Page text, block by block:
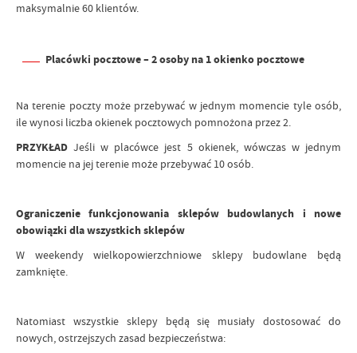
maksymalnie 60 klientów.
Placówki pocztowe – 2 osoby na 1 okienko pocztowe
Na terenie poczty może przebywać w jednym momencie tyle osób,
ile wynosi liczba okienek pocztowych pomnożona przez 2.
PRZYKŁAD Jeśli w placówce jest 5 okienek, wówczas w jednym
momencie na jej terenie może przebywać 10 osób.
Ograniczenie funkcjonowania sklepów budowlanych i nowe
obowiązki dla wszystkich sklepów
W weekendy wielkopowierzchniowe sklepy budowlane będą
zamknięte.
Natomiast wszystkie sklepy będą się musiały dostosować do
nowych, ostrzejszych zasad bezpieczeństwa: